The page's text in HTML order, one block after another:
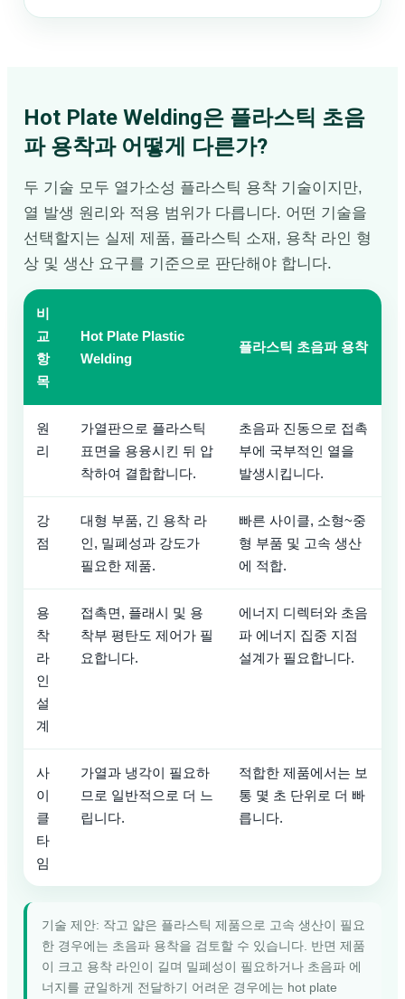
Hot Plate Welding은 플라스틱 초음
파 용착과 어떻게 다른가?
두 기술 모두 열가소성 플라스틱 용착 기술이지만,
열 발생 원리와 적용 범위가 다릅니다. 어떤 기술을
선택할지는 실제 제품, 플라스틱 소재, 용착 라인 형
상 및 생산 요구를 기준으로 판단해야 합니다.
비
교
항
목
Hot Plate Plastic
Welding
플라스틱 초음파 용착
원
리
가열판으로 플라스틱
표면을 용융시킨 뒤 압
착하여 결합합니다.
초음파 진동으로 접촉
부에 국부적인 열을
발생시킵니다.
강
점
대형 부품, 긴 용착 라
인, 밀폐성과 강도가
필요한 제품.
빠른 사이클, 소형~중
형 부품 및 고속 생산
에 적합.
용
착
라
인
설
계
접촉면, 플래시 및 용
착부 평탄도 제어가 필
요합니다.
에너지 디렉터와 초음
파 에너지 집중 지점
설계가 필요합니다.
사
이
클
타
임
가열과 냉각이 필요하
므로 일반적으로 더 느
립니다.
적합한 제품에서는 보
통 몇 초 단위로 더 빠
릅니다.
기술 제안: 작고 얇은 플라스틱 제품으로 고속 생산이 필요
한 경우에는 초음파 용착을 검토할 수 있습니다. 반면 제품
이 크고 용착 라인이 길며 밀폐성이 필요하거나 초음파 에
너지를 균일하게 전달하기 어려운 경우에는 hot plate